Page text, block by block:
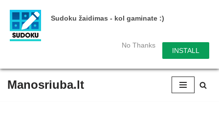
Sudoku žaidimas - kol gaminate :)
No Thanks
INSTALL
Manosriuba.lt